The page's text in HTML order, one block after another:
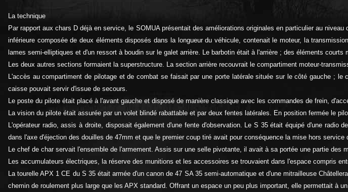
La technique
Par rapport aux chars D déjà en service, le SOMUA présentait des améliorations originales en particulier au
inférieure composée de deux éléments disposés dans la longueur du véhicule, contenait le moteur, la
lames semi-elliptiques et d'un ressort à boudin sur le galet arrière. Le barbotin était à l'arrière ; des éléments courts
Les deux autres sections formaient la superstructure. La section arrière recouvrait le compartiment moteur-
L'accès au compartiment de pilotage et de combat se faisait par une porte latérale située sur le côté gauche ;
caisse pouvait servir d'issue de secours.
Le poste du pilote était placé à l'avant gauche et disposé de manière classique avec les commandes de frein,
La vision du pilote était assurée par un volet blindé rabattable et par deux fentes latérales. En position fermée le
L'opérateur radio, assis à droite, disposait également d'une fente d'observation. Le S 35 était équipé d'une
dans l'axe d'éjection des douilles de 47mm et que le premier coup tiré avait pour conséquence la mise hors service
Le chef de char servait l'ensemble de l'armement. Assis sur une selle pivotante, il avait à sa portée une partie
Les accumulateurs électriques, la réserve des munitions et les accessoires se trouvaient dans l'espace compris
La tourelle APX 1 CE du S 35 était armée d'un canon de 47 SA 35 semi-automatique et d'une mitrailleuse
chemin de roulement plus large que les APX standard. Offrant un espace un peu plus important, elle permettait à